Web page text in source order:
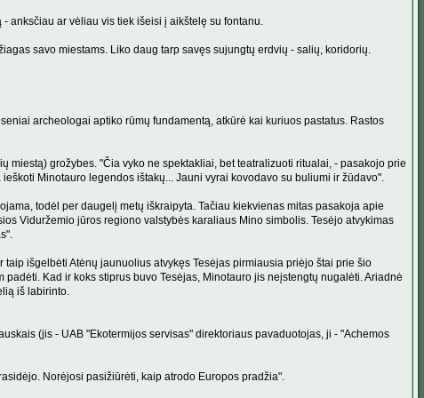
anksčiau ar vėliau vis tiek išeisi į aikštelę su fontanu.
savo miestams. Liko daug tarp savęs sujungtų erdvių - salių, koridorių.
archeologai aptiko rūmų fundamentą, atkūrė kai kuriuos pastatus. Rastos
grožybes. "Čia vyko ne spektakliai, bet teatralizuoti ritualai, - pasakojo prie
Minotauro legendos ištakų... Jauni vyrai kovodavo su buliumi ir žūdavo".
todėl per daugelį metų iškraipyta. Tačiau kiekvienas mitas pasakoja apie
Viduržemio jūros regiono valstybės karaliaus Mino simbolis. Tesėjo atvykimas
išgelbėti Atėnų jaunuolius atvykęs Tesėjas pirmiausia priėjo štai prie šio
Kad ir koks stiprus buvo Tesėjas, Minotauro jis neįstengtų nugalėti. Ariadnė
iš labirinto.
(jis - UAB "Ekotermijos servisas" direktoriaus pavaduotojas, ji - "Achemos
Norėjosi pasižiūrėti, kaip atrodo Europos pradžia".